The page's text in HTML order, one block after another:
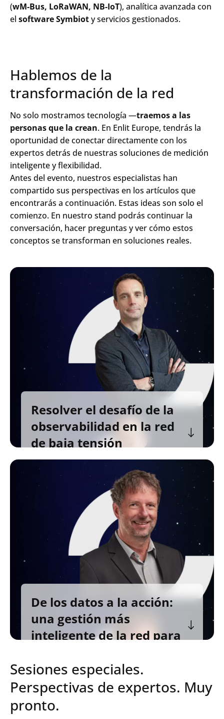
(wM-Bus, LoRaWAN, NB-IoT), analítica avanzada con
el software Symbioty servicios gestionados.
Hablemos de la
transformación de la red
No solo mostramos tecnología —traemos a las
personas que la crean. En Enlit Europe, tendrás la
oportunidad de conectar directamente con los
expertos detrás de nuestras soluciones de medición
inteligente y flexibilidad.
Antes del evento, nuestros especialistas han
compartido sus perspectivas en los artículos que
encontrarás a continuación. Estas ideas son solo el
comienzo. En nuestro stand podrás continuar la
conversación, hacer preguntas y ver cómo estos
conceptos se transforman en soluciones reales.
Resolver el desafío de la
observabilidad en la red
de baja tensión
ChatGPT said: Klemen Belec, Director
Global de Portafolio de Productos
De los datos a la acción:
una gestión más
inteligente de la red para
Tomaž Dostal, Jefe de Innovación
Sesiones especiales.
Perspectivas de expertos. Muy
pronto.